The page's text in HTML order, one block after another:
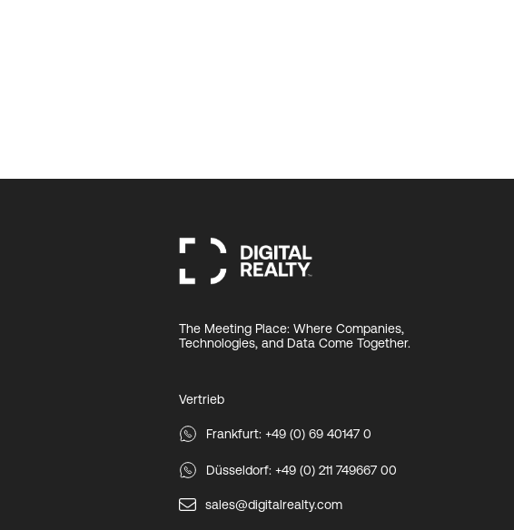
The Meeting Place: Where Companies,
Technologies, and Data Come Together.
Vertrieb
Frankfurt: +49 (0) 69 40147 0
Düsseldorf: +49 (0) 211 749667 00
sales@digitalrealty.com